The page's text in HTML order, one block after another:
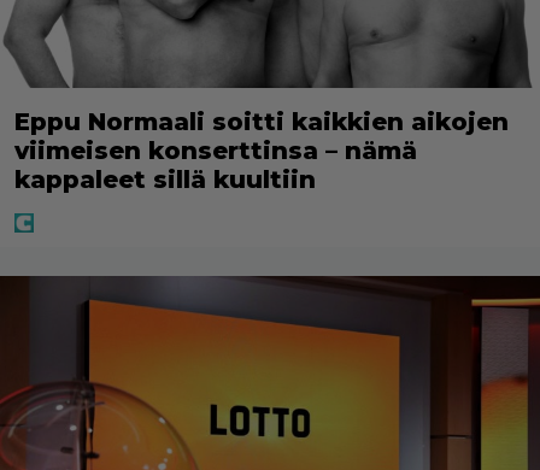
Eppu Normaali soitti kaikkien aikojen
viimeisen konserttinsa – nämä
kappaleet sillä kuultiin